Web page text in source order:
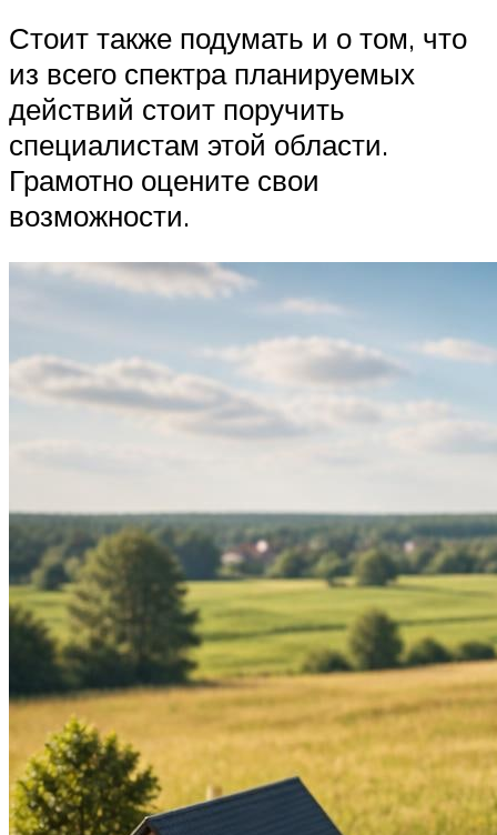
Стоит также подумать и о том, что
из всего спектра планируемых
действий стоит поручить
специалистам этой области.
Грамотно оцените свои
возможности.